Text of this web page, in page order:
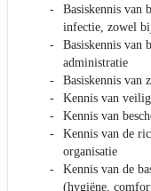
Basiskennis van
infectie, zowel
Basiskennis van
administratie
Basiskennis van
Kennis van
Kennis van
Kennis van de
organisatie
Kennis van de
(hygiëne,